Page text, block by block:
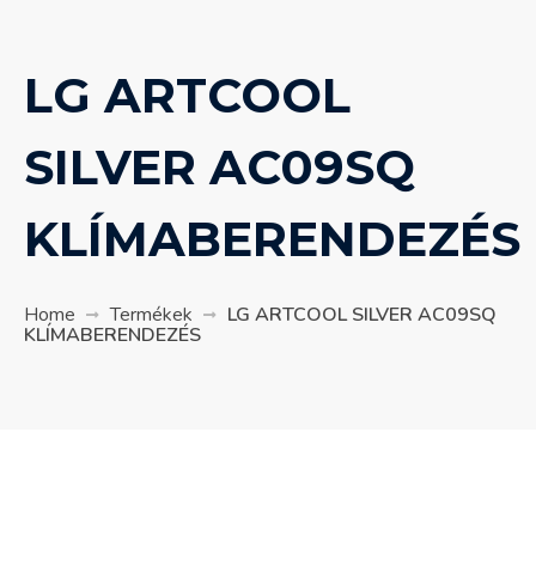
LG ARTCOOL
SILVER AC09SQ
KLÍMABERENDEZÉS
Home Termékek LG ARTCOOL SILVER AC09SQ
KLÍMABERENDEZÉS